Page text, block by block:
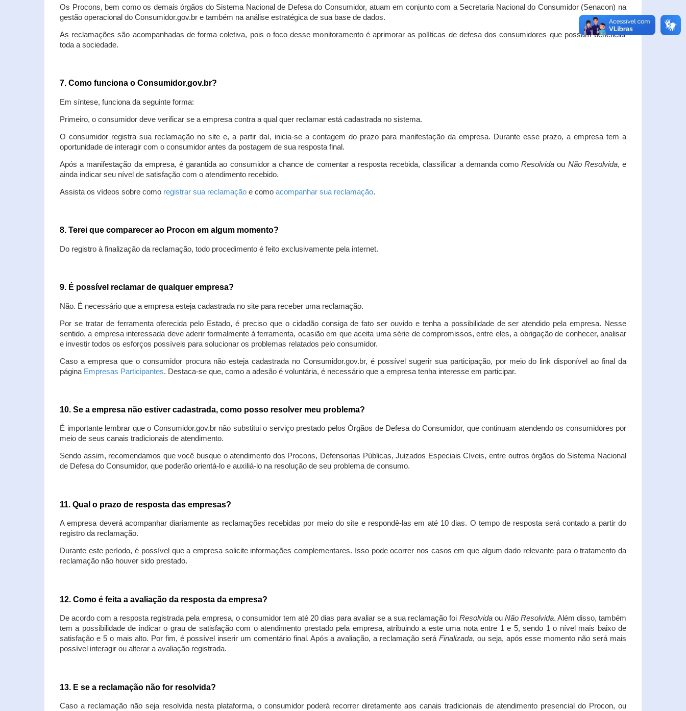
Os Procons, bem como os demais órgãos do Sistema Nacional de Defesa do Consumidor, atuam em conjunto com a Secretaria Nacional do Consumidor (Senacon) na
gestão operacional do Consumidor.gov.br e também na análise estratégica de sua base de dados.
As reclamações são acompanhadas de forma coletiva, pois o foco desse monitoramento é aprimorar as políticas de defesa dos consumidores que possam beneficiar
toda a sociedade.
7. Como funciona o Consumidor.gov.br?
Em síntese, funciona da seguinte forma:
Primeiro, o consumidor deve verificar se a empresa contra a qual quer reclamar está cadastrada no sistema.
O consumidor registra sua reclamação no site e, a partir daí, inicia-se a contagem do prazo para manifestação da empresa. Durante esse prazo, a empresa tem a
oportunidade de interagir com o consumidor antes da postagem de sua resposta final.
Após a manifestação da empresa, é garantida ao consumidor a chance de comentar a resposta recebida, classificar a demanda comoResolvida ou Não Resolvida, e
ainda indicar seu nível de satisfação com o atendimento recebido.
Assista os vídeos sobre como registrar sua reclamação e como acompanhar sua reclamação.
8. Terei que comparecer ao Procon em algum momento?
Do registro à finalização da reclamação, todo procedimento é feito exclusivamente pela internet.
9. É possível reclamar de qualquer empresa?
Não. É necessário que a empresa esteja cadastrada no site para receber uma reclamação.
Por se tratar de ferramenta oferecida pelo Estado, é preciso que o cidadão consiga de fato ser ouvido e tenha a possibilidade de ser atendido pela empresa. Nesse
sentido, a empresa interessada deve aderir formalmente à ferramenta, ocasião em que aceita uma série de compromissos, entre eles, a obrigação de conhecer, analisar
e investir todos os esforços possíveis para solucionar os problemas relatados pelo consumidor.
Caso a empresa que o consumidor procura não esteja cadastrada no Consumidor.gov.br, é possível sugerir sua participação, por meio do link disponível ao final da
página Empresas Participantes. Destaca-se que, como a adesão é voluntária, é necessário que a empresa tenha interesse em participar.
10. Se a empresa não estiver cadastrada, como posso resolver meu problema?
É importante lembrar que o Consumidor.gov.br não substitui o serviço prestado pelos Órgãos de Defesa do Consumidor, que continuam atendendo os consumidores por
meio de seus canais tradicionais de atendimento.
Sendo assim, recomendamos que você busque o atendimento dos Procons, Defensorias Públicas, Juizados Especiais Cíveis, entre outros órgãos do Sistema Nacional
de Defesa do Consumidor, que poderão orientá-lo e auxiliá-lo na resolução de seu problema de consumo.
11. Qual o prazo de resposta das empresas?
A empresa deverá acompanhar diariamente as reclamações recebidas por meio do site e respondê-las em até 10 dias. O tempo de resposta será contado a partir do
registro da reclamação.
Durante este período, é possível que a empresa solicite informações complementares. Isso pode ocorrer nos casos em que algum dado relevante para o tratamento da
reclamação não houver sido prestado.
12. Como é feita a avaliação da resposta da empresa?
De acordo com a resposta registrada pela empresa, o consumidor tem até 20 dias para avaliar se a sua reclamação foi Resolvidaou Não Resolvida. Além disso, também
tem a possibilidade de indicar o grau de satisfação com o atendimento prestado pela empresa, atribuindo a este uma nota entre 1 e 5, sendo 1 o nível mais baixo de
satisfação e 5 o mais alto. Por fim, é possível inserir um comentário final. Após a avaliação, a reclamação será Finalizada, ou seja, após esse momento não será mais
possível interagir ou alterar a avaliação registrada.
13. E se a reclamação não for resolvida?
Caso a reclamação não seja resolvida nesta plataforma, o consumidor poderá recorrer diretamente aos canais tradicionais de atendimento presencial do Procon, ou